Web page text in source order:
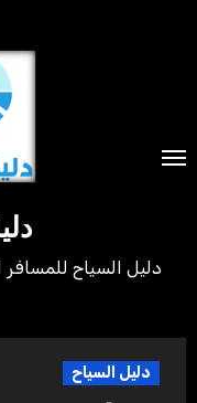
دليل السياح للمسافر
دليل السياح